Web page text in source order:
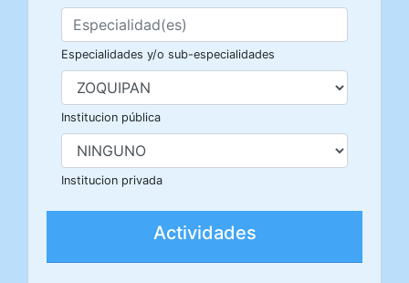
Especialidades y/o sub-especialidades
Institucion pública
Institucion privada
Actividades